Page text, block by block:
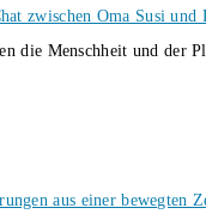
zwischen Oma Susi
die Menschheit und
aus einer bewegten